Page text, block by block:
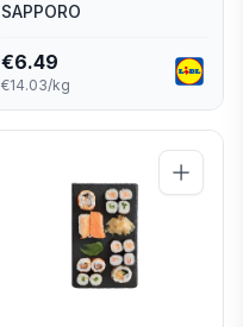
SAPPORO
€6.49
€14.03/kg